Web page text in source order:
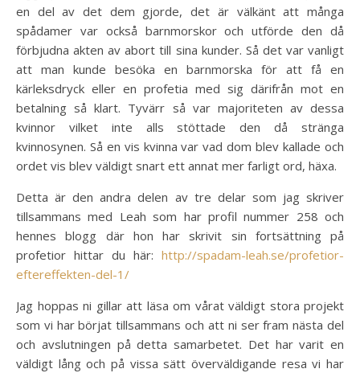
en del av det dem gjorde, det är välkänt att många
spådamer var också barnmorskor och utförde den då
förbjudna akten av abort till sina kunder. Så det var vanligt
att man kunde besöka en barnmorska för att få en
kärleksdryck eller en profetia med sig därifrån mot en
betalning så klart. Tyvärr så var majoriteten av dessa
kvinnor vilket inte alls stöttade den då stränga
kvinnosynen. Så en vis kvinna var vad dom blev kallade och
ordet vis blev väldigt snart ett annat mer farligt ord, häxa.
Detta är den andra delen av tre delar som jag skriver
tillsammans med Leah som har profil nummer 258 och
hennes blogg där hon har skrivit sin fortsättning på
profetior hittar du här: http://spadam-leah.se/profetior-
eftereffekten-del-1/
Jag hoppas ni gillar att läsa om vårat väldigt stora projekt
som vi har börjat tillsammans och att ni ser fram nästa del
och avslutningen på detta samarbetet. Det har varit en
väldigt lång och på vissa sätt överväldigande resa vi har